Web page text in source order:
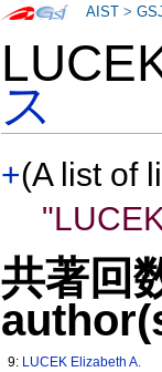
ス
+(A list of
共著回
9: LUCEK Elizabeth A.
AIST >